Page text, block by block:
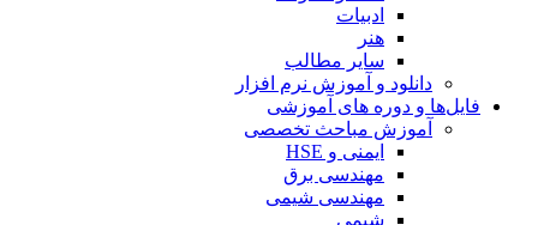
ادبیات
هنر
سایر مطالب
دانلود و آموزش نرم افزار
فایل‌ها و دوره های آموزشی
آموزش مباحث تخصصی
ایمنی و HSE
مهندسی برق
مهندسی شیمی
شیمی